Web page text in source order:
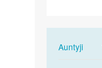
AuntyjiIn